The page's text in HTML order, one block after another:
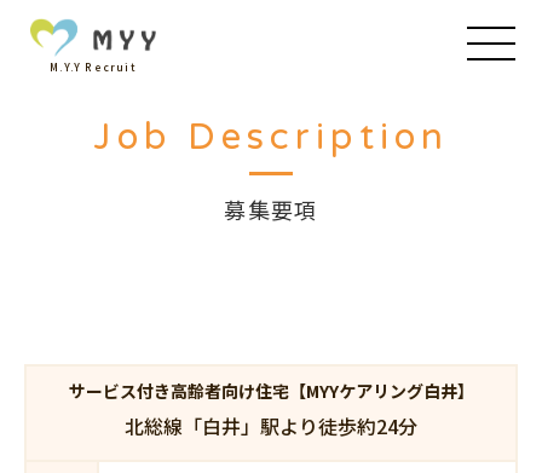
M.Y.Y Recruit
Job Description
募集要項
サービス付き高齢者向け住宅【MYYケアリング白井】
北総線「白井」駅より徒歩約24分